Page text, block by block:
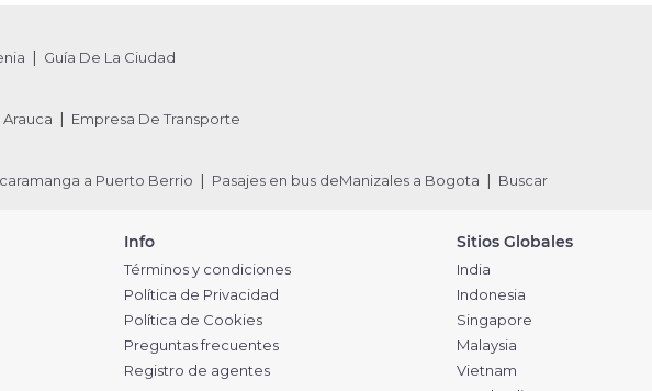
Guía De La Ciudad
Empresa De Transporte
a Puerto Berrio Pasajes en bus deManizales a Bogota
Buscar
Info
Términos y condiciones
Política de Privacidad
Política de Cookies
Preguntas frecuentes
Registro de agentes
Sitios Globales
India
Indonesia
Singapore
Malaysia
Vietnam